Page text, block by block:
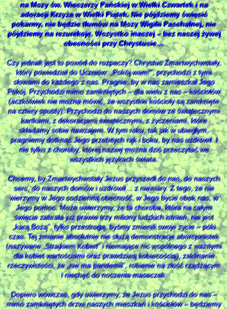
na Mszy św. Wieczerzy Pańskiej w Wielki Czwartek i na
adoracji Krzyża w Wielki Piątek. Nie pójdziemy święcić
pokarmy, nie będzie tłumów na Mszy Wigilii Paschalnej, nie
pójdziemy na rezurekcję. Wszystko inaczej – bez naszej żywej
obecności przy Chrystusie…
Czy jednak jest to powód do rozpaczy? Chrystus Zmartwychwstały,
który powiedział do Uczniów: „Pokój wam!”, przychodzi z tymi
słowami do każdego z nas. Pragnie, by w nas zamieszkał Jego
Pokój. Przychodzi mimo zamkniętych – dla wielu z nas – kościołów
(aczkolwiek nie można mówić, że wszystkie kościoły są zamknięte
na cztery spusty). Przychodzi do naszych domów ze świątecznymi
kartkami, z dekoracjami świątecznymi, z życzeniami, które
składamy sobie nawzajem. W tym roku, tak jak w ubiegłym,
pragniemy dotknąć Jego przebitych rąk i boku, by nas uzdrowił. I
nie tylko z choroby, której nazwę można dziś przeczytać we
wszystkich językach świata.
Chcemy, by Zmartwychwstały Jezus przyszedł do nas, do naszych
serc, do naszych domów i uzdrowił… z niewiary. Z tego, że nie
wierzymy w Jego codzienną obecność, w Jego bycie obok nas, w
Jego pomoc. Może uwierzymy, że ta choroba, która na całym
świecie zabrała już prawie trzy miliony ludzkich istnień, nie jest
„karą Bożą”, tylko przestrogą, byśmy zmienili swoje życie – póki
czas. Tej zmianie absolutnie nie służą demonstracje aborcjonistek
(nazywane „Strajkiem Kobiet” i niemające nic wspólnego z ważnymi
dla kobiet wartościami oraz prawdziwą kobiecością), zaklinanie
rzeczywistości, że „nie ma pandemii”, robienie na złość rządzącym
i niechęć do noszenia maseczek.
Dopiero wówczas, gdy uwierzymy, że Jezus przychodzi do nas –
mimo zamkniętych drzwi naszych mieszkań i kościołów – będziemy